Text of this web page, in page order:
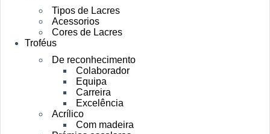
Tipos de Lacres
Acessorios
Cores de Lacres
Troféus
De reconhecimento
Colaborador
Equipa
Carreira
Excelência
Acrílico
Com madeira